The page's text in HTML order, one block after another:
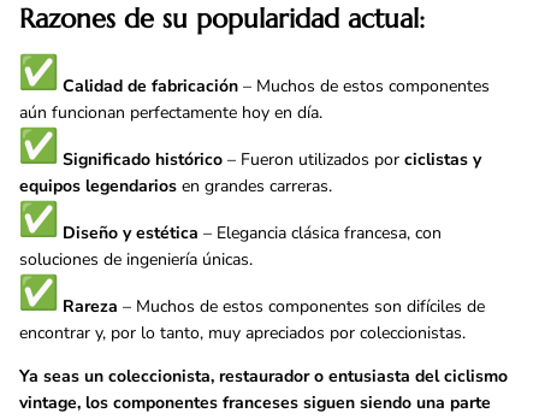
Razones de su popularidad actual:
Calidad de fabricación – Muchos de estos componentes
aún funcionan perfectamente hoy en día.
Significado histórico – Fueron utilizados por ciclistas y
equipos legendarios en grandes carreras.
Diseño y estética – Elegancia clásica francesa, con
soluciones de ingeniería únicas.
Rareza – Muchos de estos componentes son difíciles de
encontrar y, por lo tanto, muy apreciados por coleccionistas.
Ya seas un coleccionista, restaurador o entusiasta del ciclismo
vintage, los componentes franceses siguen siendo una parte